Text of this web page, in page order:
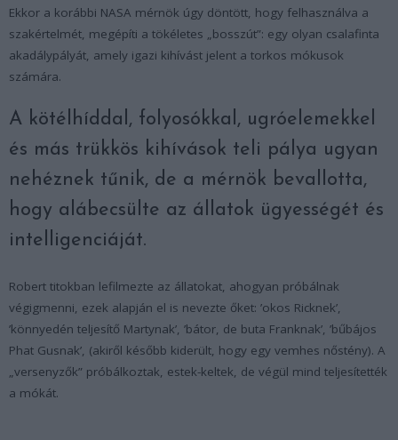
Ekkor a korábbi NASA mérnök úgy döntött, hogy felhasználva a
szakértelmét, megépíti a tökéletes „bosszút”: egy olyan csalafinta
akadálypályát, amely igazi kihívást jelent a torkos mókusok
számára.
A kötélhíddal, folyosókkal, ugróelemekkel
és más trükkös kihívások teli pálya ugyan
nehéznek tűnik, de a mérnök bevallotta,
hogy alábecsülte az állatok ügyességét és
intelligenciáját.
Robert titokban lefilmezte az állatokat, ahogyan próbálnak
végigmenni, ezek alapján el is nevezte őket: ’okos Ricknek’,
’könnyedén teljesítő Martynak’, ’bátor, de buta Franknak’, ’bűbájos
Phat Gusnak’, (akiről később kiderült, hogy egy vemhes nőstény). A
„versenyzők” próbálkoztak, estek-keltek, de végül mind teljesítették
a mókát.